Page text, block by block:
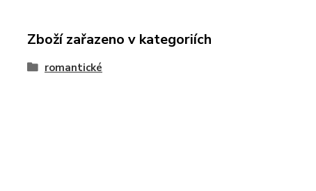
Zboží zařazeno v kategoriích
romantické